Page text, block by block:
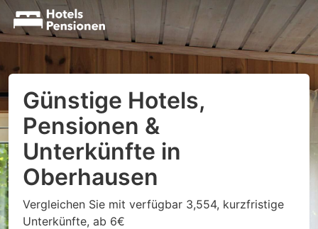
Günstige Hotels,
Pensionen &
Unterkünfte in
Oberhausen
Vergleichen Sie mit verfügbar 3,554, kurzfristige
Unterkünfte, ab 6€